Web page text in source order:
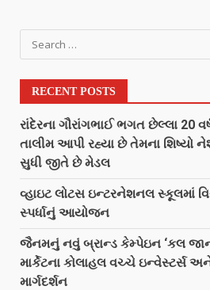
RECENT POSTS
રાંદેરના ગૌરાંગભાઈ ભગત છેલ્લા 20
તાલીમ આપી રહ્યા છે તેમના
સુધી જીતે છે મેડલ
વ્હાઇટ લોટસ ઇન્ટરનેશનલ સ્કૂલમાં
સ્પર્ધાનું આયોજન
જૈનમનું નવું બ્રાન્ડ કેમ્પેઇન ‘કલ
માર્કેટના કોલાહલ વચ્ચે ઇન્વેસ્ટર્સ
માર્ગદર્શન